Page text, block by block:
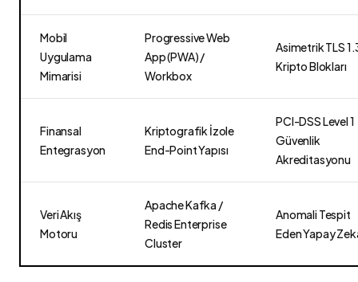
Mobil
Uygulama
Mimarisi
Progressive Web
App (PWA) /
Workbox
Asimetrik TLS
Kripto Blokları
Finansal
Entegrasyon
Kriptografik İzole
End-Point Yapısı
PCI-DSS Level 1
Güvenlik
Akreditasyonu
Veri Akış
Motoru
Apache Kafka /
Redis Enterprise
Cluster
Anomali Tespit
Eden Yapay